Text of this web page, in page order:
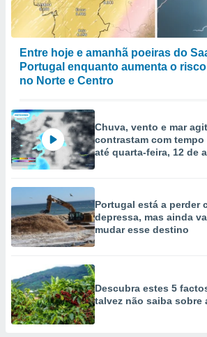
Entre hoje e amanhã poeiras do
Portugal enquanto aumenta o
no Norte e Centro
Chuva, vento e mar
contrastam com
até quarta-feira, 12 de
Portugal está a perder
depressa, mas ainda
mudar esse destino
Descubra estes 5
talvez não saiba sobre